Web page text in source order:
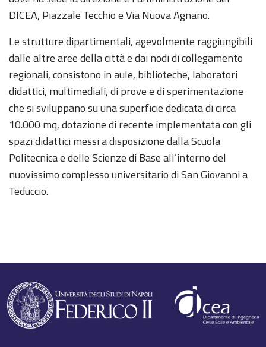
DICEA, Piazzale Tecchio e Via Nuova Agnano.
Le strutture dipartimentali, agevolmente raggiungibili
dalle altre aree della città e dai nodi di collegamento
regionali, consistono in aule, biblioteche, laboratori
didattici, multimediali, di prove e di sperimentazione
che si sviluppano su una superficie dedicata di circa
10.000 mq, dotazione di recente implementata con gli
spazi didattici messi a disposizione dalla Scuola
Politecnica e delle Scienze di Base all’interno del
nuovissimo complesso universitario di San Giovanni a
Teduccio.